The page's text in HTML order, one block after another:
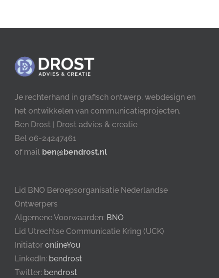
Je rechterhand in grafisch ontwerp, webdesign en
het ontwikkelen van communicatieprojecten.
Ben Drost | Drost advies & creatie
Bel 06-24247461
of mail ben@bendrost.nl
Lid BNO Beroepsorganisatie Nederlandse
Ontwerpers
Algemene Voorwaarden: BNO
Lid Utrechtse Communicatie Kring (UCK)
Initiator onlineYou
LinkedIn: bendrost
Twitter: bendrost